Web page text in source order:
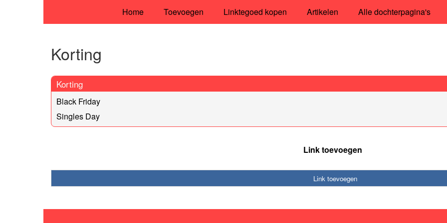
Home Toevoegen Linktegoed kopen Artikelen Alle dochterpagina's
Korting
Korting
Black Friday
Singles Day
Link toevoegen
Link toevoegen